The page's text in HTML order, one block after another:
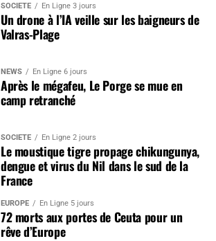
SOCIÉTÉ En Ligne 3 jours
Un drone à l’IA veille sur les baigneurs de
Valras-Plage
NEWS En Ligne 6 jours
Après le mégafeu, Le Porge se mue en
camp retranché
SOCIÉTÉ En Ligne 2 jours
Le moustique tigre propage chikungunya,
dengue et virus du Nil dans le sud de la
France
EUROPE En Ligne 5 jours
72 morts aux portes de Ceuta pour un
rêve d’Europe